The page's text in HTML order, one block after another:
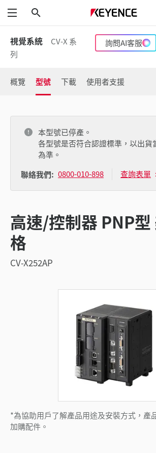
功能表
視覺系統
CV-X 系
列
詢問AI客服
概覽 型號 下載 使用者支援
本型號已停產。
各型號是否符合認證標準，以出貨
為準。
聯絡我們: 0800-010-898 查詢表單
高速/控制器 PNP型
格
CV-X252AP
*為協助用戶了解產品用途及安裝方式，產
加購配件。